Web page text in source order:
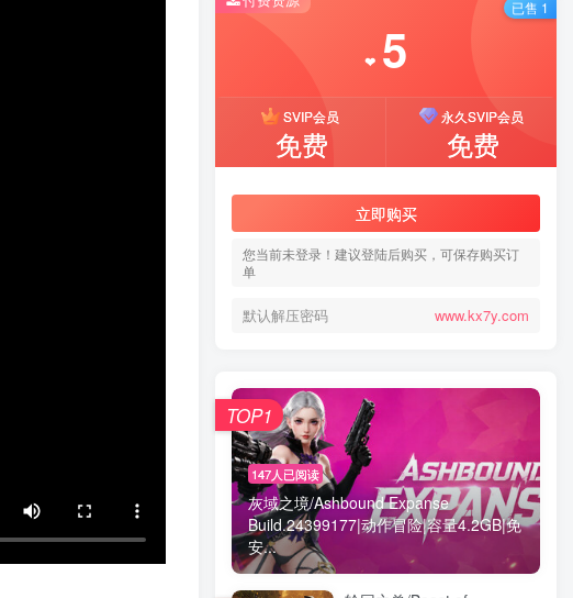
❤ 5
SVIP会员
免费
永久SVIP会员
免费
立即购买
您当前未登录！建议登陆后购买，可保存购买订
单
默认解压密码 www.kx7y.com
已售 1
147人已阅读
灰域之境/Ashbound Expanse
Build.24399177|动作冒险|容量4.2GB|免
安...
TOP1
❤ 5
SVIP会员
免费
永久SVIP会员
免费
立即购买
您当前未登录！建议登陆后购买，可保存购买订
单
默认解压密码 www.kx7y.com
已售 1
147人已阅读
灰域之境/Ashbound Expanse
Build.24399177|动作冒险|容量4.2GB|免
安...
TOP1